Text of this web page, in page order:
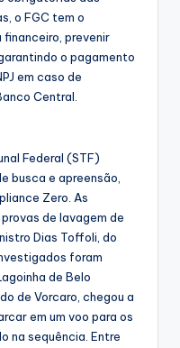
o FGC tem o
prevenir
o pagamento
em caso de
Central.
Federal (STF)
busca e apreensão,
Zero. As
de lavagem de
Dias Toffoli, do
foram
de Belo
de Vorcaro, chegou a
em um voo para os
na sequência. Entre